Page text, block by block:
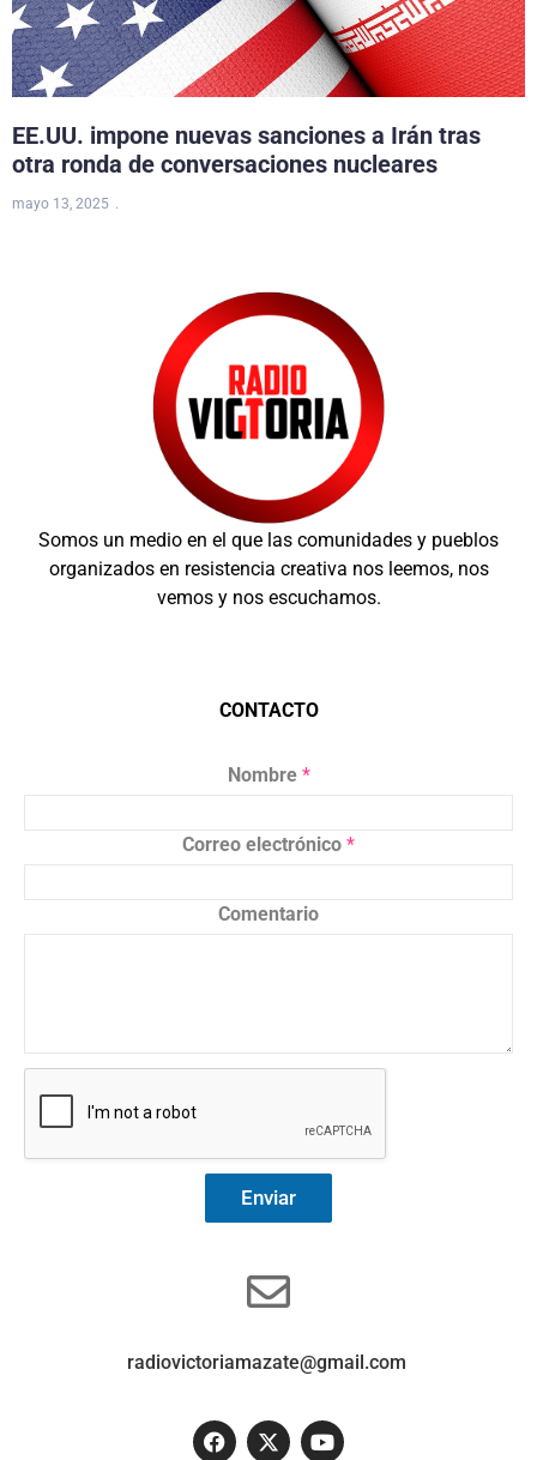
EE.UU. impone nuevas sanciones a Irán tras
otra ronda de conversaciones nucleares
mayo 13, 2025
Somos un medio en el que las comunidades y pueblos
organizados en resistencia creativa nos leemos, nos
vemos y nos escuchamos.
CONTACTO
Nombre *
Correo electrónico *
Comentario
Enviar
radiovictoriamazate@gmail.com